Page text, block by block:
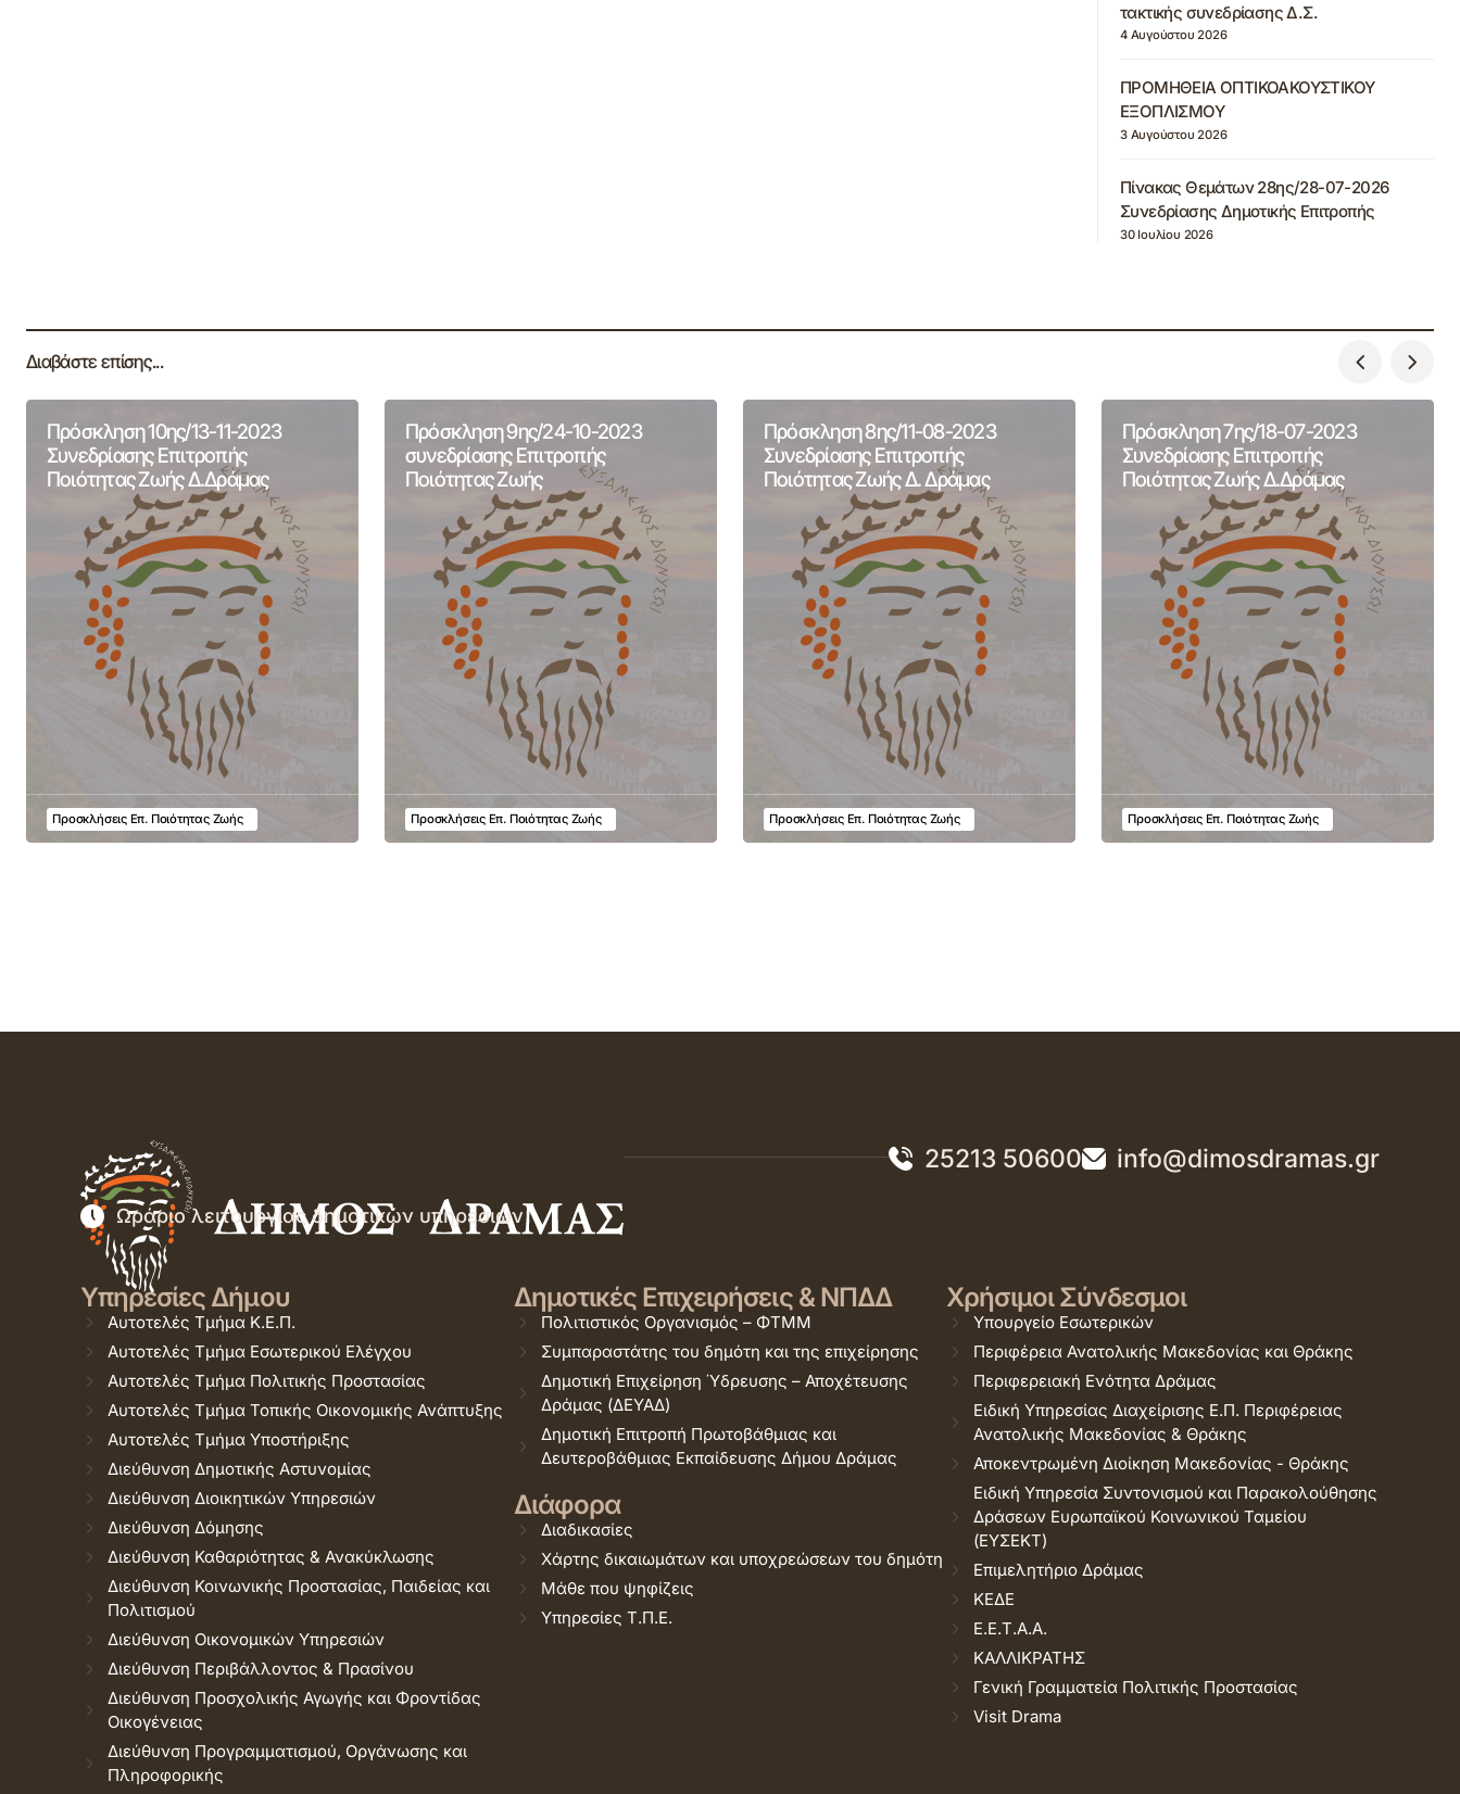
τακτικής συνεδρίασης Δ.Σ.
4 Αυγούστου 2026
ΠΡΟΜΗΘΕΙΑ ΟΠΤΙΚΟΑΚΟΥΣΤΙΚΟΥ
ΕΞΟΠΛΙΣΜΟΥ
3 Αυγούστου 2026
Πίνακας Θεμάτων 28ης/28-07-2026
Συνεδρίασης Δημοτικής Επιτροπής
30 Ιουλίου 2026
Διαβάστε επίσης...
Πρόσκληση 10ης/13-11-2023
Συνεδρίασης Επιτροπής
Ποιότητας Ζωής Δ.Δράμας
Προσκλήσεις Επ. Ποιότητας Ζωής
Πρόσκληση 9ης/24-10-2023
συνεδρίασης Επιτροπής
Ποιότητας Ζωής
Προσκλήσεις Επ. Ποιότητας Ζωής
Πρόσκληση 8ης/11-08-2023
Συνεδρίασης Επιτροπής
Ποιότητας Ζωής Δ. Δράμας
Προσκλήσεις Επ. Ποιότητας Ζωής
Πρόσκληση 7ης/18-07-2023
Συνεδρίασης Επιτροπής
Ποιότητας Ζωής Δ.Δράμας
Προσκλήσεις Επ. Ποιότητας Ζωής
25213 50600 info@dimosdramas.gr
Ωράριο λειτουργίας δημοτικών υπηρεσιών
Υπηρεσίες Δήμου
Αυτοτελές Τμήμα Κ.Ε.Π.
Αυτοτελές Τμήμα Εσωτερικού Ελέγχου
Αυτοτελές Τμήμα Πολιτικής Προστασίας
Αυτοτελές Τμήμα Τοπικής Οικονομικής Ανάπτυξης
Αυτοτελές Τμήμα Υποστήριξης
Διεύθυνση Δημοτικής Αστυνομίας
Διεύθυνση Διοικητικών Υπηρεσιών
Διεύθυνση Δόμησης
Διεύθυνση Καθαριότητας & Ανακύκλωσης
Διεύθυνση Κοινωνικής Προστασίας, Παιδείας και
Πολιτισμού
Διεύθυνση Οικονομικών Υπηρεσιών
Διεύθυνση Περιβάλλοντος & Πρασίνου
Διεύθυνση Προσχολικής Αγωγής και Φροντίδας
Οικογένειας
Διεύθυνση Προγραμματισμού, Οργάνωσης και
Πληροφορικής
Δημοτικές Επιχειρήσεις & ΝΠΔΔ
Πολιτιστικός Οργανισμός – ΦΤΜΜ
Συμπαραστάτης του δημότη και της επιχείρησης
Δημοτική Επιχείρηση Ύδρευσης – Αποχέτευσης
Δράμας (ΔΕΥΑΔ)
Δημοτική Επιτροπή Πρωτοβάθμιας και
Δευτεροβάθμιας Εκπαίδευσης Δήμου Δράμας
Διάφορα
Διαδικασίες
Χάρτης δικαιωμάτων και υποχρεώσεων του δημότη
Μάθε που ψηφίζεις
Υπηρεσίες Τ.Π.Ε.
Χρήσιμοι Σύνδεσμοι
Υπουργείο Εσωτερικών
Περιφέρεια Ανατολικής Μακεδονίας και Θράκης
Περιφερειακή Ενότητα Δράμας
Ειδική Υπηρεσίας Διαχείρισης Ε.Π. Περιφέρειας
Ανατολικής Μακεδονίας & Θράκης
Αποκεντρωμένη Διοίκηση Μακεδονίας - Θράκης
Ειδική Υπηρεσία Συντονισμού και Παρακολούθησης
Δράσεων Ευρωπαϊκού Κοινωνικού Ταμείου
(ΕΥΣΕΚΤ)
Επιμελητήριο Δράμας
ΚΕΔΕ
Ε.Ε.Τ.Α.Α.
ΚΑΛΛΙΚΡΑΤΗΣ
Γενική Γραμματεία Πολιτικής Προστασίας
Visit Drama